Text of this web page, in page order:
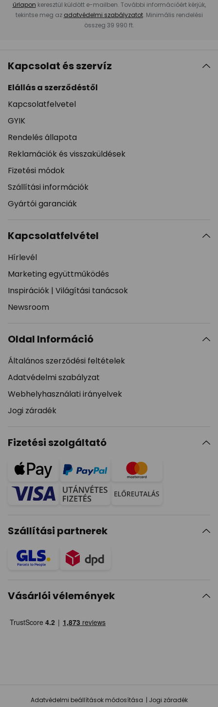
űrlapon keresztül küldött e-mailben. További információért kérjük,
tekintse meg az adatvédelmi szabályzatot. Minimális rendelési
összeg 39 990 ft.
Kapcsolat és szervíz
Elállás a szerződéstől
Kapcsolatfelvetel
GYIK
Rendelés állapota
Reklamációk és visszaküldések
Fizetési módok
Szállítási információk
Gyártói garanciák
Kapcsolatfelvétel
Hírlevél
Marketing együttműködés
Inspirációk | Világítási tanácsok
Newsroom
Oldal Információ
Általános szerződési feltételek
Adatvédelmi szabályzat
Webhelyhasználati irányelvek
Jogi záradék
Fizetési szolgáltató
Szállítási partnerek
Vásárlói vélemények
Adatvédelmi beállítások módosítása Jogi záradék